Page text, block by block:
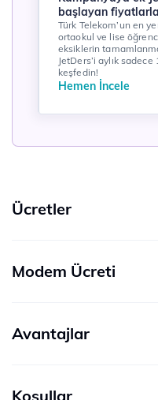
başlayan
Türk Telekom’un en
ortaokul ve lise
eksiklerin
JetDers’i aylık
keşfedin!
Hemen İncele
Ücretler
Modem Ücreti
Avantajlar
Koşullar